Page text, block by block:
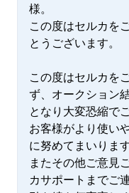
様。
この度はセルカを
とうございます。
この度はセルカを
ず、オークション
となり大変恐縮で
お客様がより使い
に努めてまいります
またその他ご意見
カサポートまでご